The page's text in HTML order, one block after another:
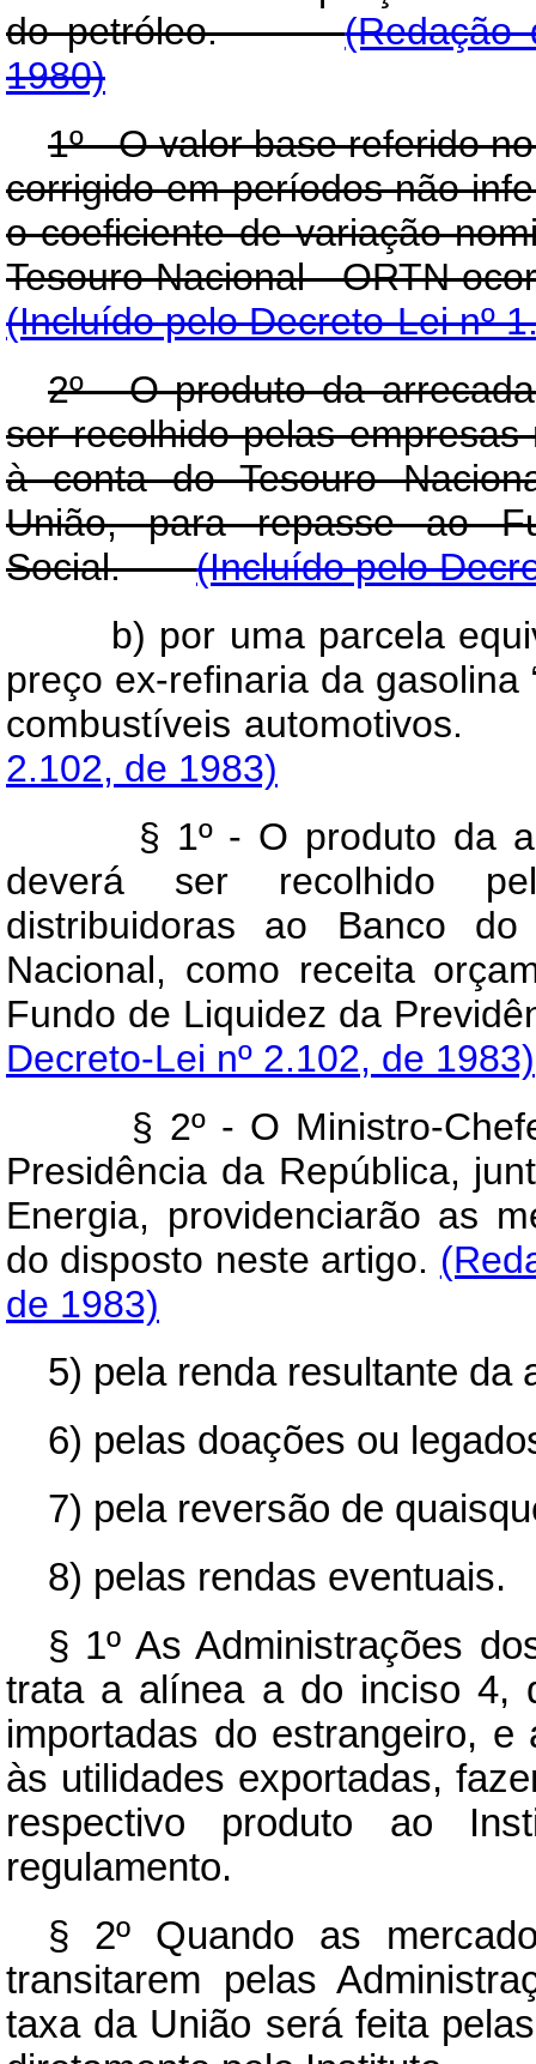
do petróleo.(Redação
1980)
1º - O valor base referido
corrigido em períodos não
o coeficiente de variação
Tesouro Nacional - ORTN
(Incluído pelo Decreto-Lei nº
2º - O produto da
ser recolhido pelas
à conta do Tesouro
União, para repasse ao
Social.(Incluído pelo
b) por uma parcela
preço ex-refinaria da gasolina
combustíveis
2.102, de 1983)
§ 1º - O produto da
deverá ser recolhido
distribuidoras ao Banco
Nacional, como receita
Fundo de Liquidez da
Decreto-Lei nº 2.102, de 1983)
§ 2º - O Ministro-Chefe
Presidência da República,
Energia, providenciarão as
do disposto neste artigo.
de 1983)
5) pela renda resultante da
6) pelas doações ou
7) pela reversão de
8) pelas rendas eventuais.
§ 1º As Administrações
trata a alínea a do inciso 4,
importadas do estrangeiro,
às utilidades exportadas,
respectivo produto ao
regulamento.
§ 2º Quando as
transitarem pelas
taxa da União será feita